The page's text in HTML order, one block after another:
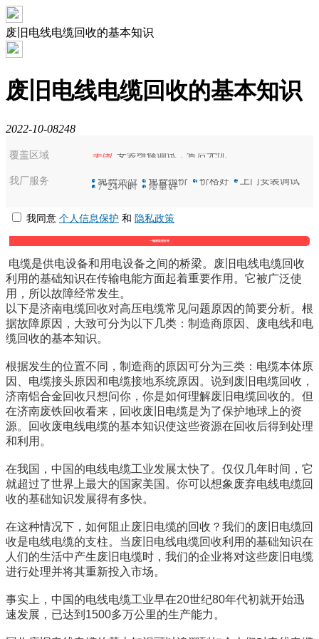
废旧电线电缆回收的基本知识
废旧电线电缆回收的基本知识
2022-10-08248
覆盖区域 美国 安装维修调试，售后无忧
我厂服务 选免费选型 保免费报价 优价格好 装上门安装调试
7 7*24小时 好质量好
我同意 个人信息保护 和 隐私政策
电缆是供电设备和用电设备之间的桥梁。废旧电线电缆回收
利用的基础知识在传输电能方面起着重要作用。它被广泛使
用，所以故障经常发生。
以下是济南电缆回收对高压电缆常见问题原因的简要分析。根
据故障原因，大致可分为以下几类：制造商原因、废电线和电
缆回收的基本知识。
根据发生的位置不同，制造商的原因可分为三类：电缆本体原
因、电缆接头原因和电缆接地系统原因。说到废旧电缆回收，
济南铝合金回收只想问你，你是如何理解废旧电缆回收的。但
在济南废铁回收看来，回收废旧电缆是为了保护地球上的资
源。回收废电线电缆的基本知识使这些资源在回收后得到处理
和利用。
在我国，中国的电线电缆工业发展太快了。仅仅几年时间，它
就超过了世界上最大的国家美国。你可以想象废弃电线电缆回
收的基础知识发展得有多快。
在这种情况下，如何阻止废旧电缆的回收？我们的废旧电缆回
收是电线电缆的支柱。当废旧电线电缆回收利用的基础知识在
人们的生活中产生废旧电缆时，我们的企业将对这些废旧电缆
进行处理并将其重新投入市场。
事实上，中国的电线电缆工业早在20世纪80年代初就开始迅
速发展，已达到1500多万公里的生产能力。